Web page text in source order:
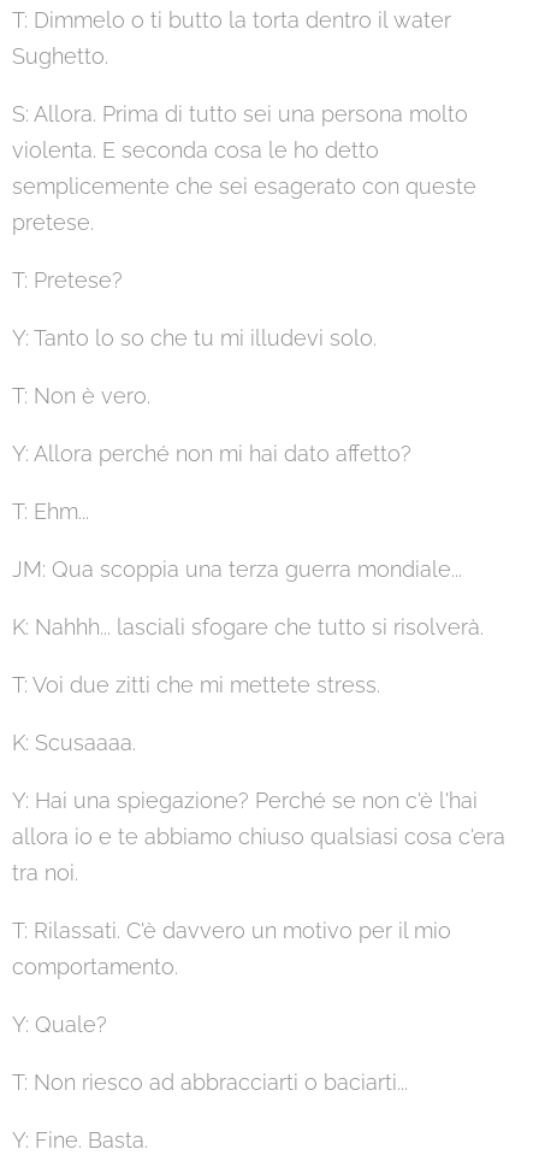
T: Dimmelo o ti butto la torta dentro il water
Sughetto.
S: Allora. Prima di tutto sei una persona molto
violenta. E seconda cosa le ho detto
semplicemente che sei esagerato con queste
pretese.
T: Pretese?
Y: Tanto lo so che tu mi illudevi solo.
T: Non è vero.
Y: Allora perché non mi hai dato affetto?
T: Ehm...
JM: Qua scoppia una terza guerra mondiale...
K: Nahhh... lasciali sfogare che tutto si risolverà.
T: Voi due zitti che mi mettete stress.
K: Scusaaaa.
Y: Hai una spiegazione? Perché se non c'è l'hai
allora io e te abbiamo chiuso qualsiasi cosa c'era
tra noi.
T: Rilassati. C'è davvero un motivo per il mio
comportamento.
Y: Quale?
T: Non riesco ad abbracciarti o baciarti...
Y: Fine. Basta.